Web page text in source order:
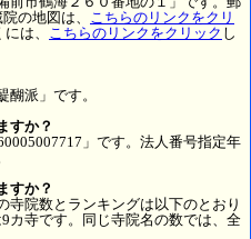
の地図は、 こちらのリンクをクリ
は、 こちらのリンクをクリック し
醐派」です。
すか？
」です。法人番号指定年
すか？
寺院数とランキングは以下のとおり
カ寺です。同じ寺院名の数では、全